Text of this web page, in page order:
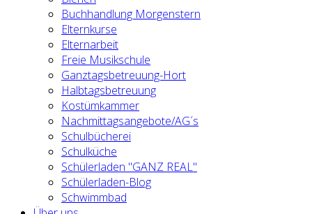
Buchhandlung Morgenstern
Elternkurse
Elternarbeit
Freie Musikschule
Ganztagsbetreuung-Hort
Halbtagsbetreuung
Kostümkammer
Nachmittagsangebote/AG´s
Schulbücherei
Schulküche
Schülerladen "GANZ REAL"
Schülerladen-Blog
Schwimmbad